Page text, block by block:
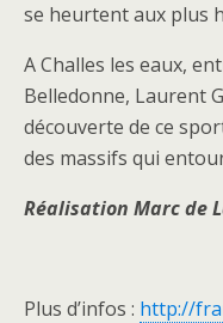
se heurtent aux plus
A Challes les eaux,
Belledonne, Laurent
découverte de ce
des massifs qui
Réalisation Marc de
Plus d’infos : http://